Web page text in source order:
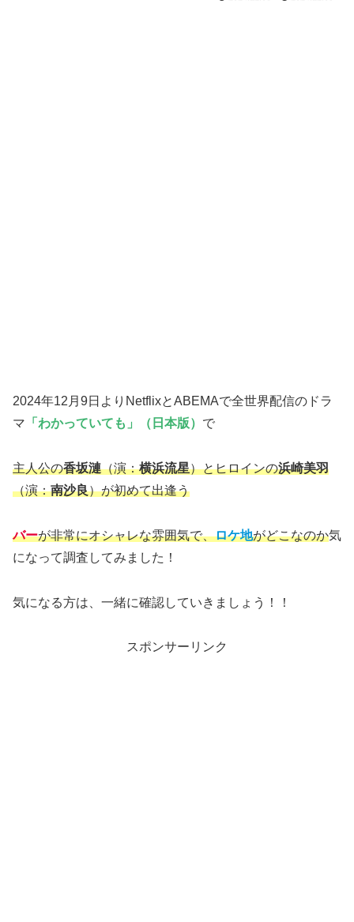
2024年12月9日よりNetflixとABEMAで全世界配信のドラ
マ 「わかっていて も」（日本版） で
主人公の香坂漣（演：横浜流星）とヒロインの浜崎美羽
（演：南沙良）が初めて出逢う
バーが非常にオシャレな雰囲気で、ロケ地がどこなのか気
になって調査してみました！
気になる方は、一緒に確認していきましょう！！
スポンサーリンク